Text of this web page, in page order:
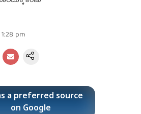
pm
a preferred source
on Google